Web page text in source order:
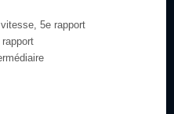
5e rapport